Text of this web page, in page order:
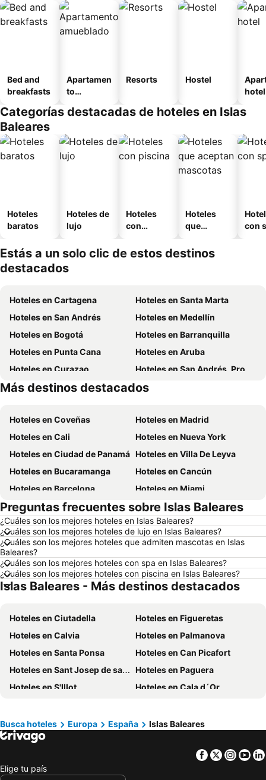
Bed and
breakfasts
Apartamen
to
o
Resorts Hostel
hotel
Categorías destacadas de hoteles en Islas
Baleares
Hoteles
baratos
Hoteles de
lujo
Hoteles
con
Hoteles
que
mascotas
con
Estás a un solo clic de estos destinos
destacados
Hoteles en Cartagena
Hoteles en Santa Marta
Hoteles en San Andrés
Hoteles en Medellín
Hoteles en Bogotá
Hoteles en Barranquilla
Hoteles en Punta Cana
Hoteles en Aruba
Hoteles en Curazao
Hoteles en San Andrés, Providencia and Santa Catalina
Hoteles en República Dominicana
Hoteles en Santiago de Chile
Más destinos destacados
Hoteles en Coveñas
Hoteles en Madrid
Hoteles en Cali
Hoteles en Nueva York
Hoteles en Ciudad de Panamá Hoteles en Villa De Leyva
Hoteles en Bucaramanga
Hoteles en Cancún
Hoteles en Barcelona
Hoteles en Miami
Hoteles en Melgar
Hoteles en París
Hoteles en Ciudad de México
Hoteles en Villavicencio
Hoteles en Roma
Hoteles en Orlando
Hoteles en Villeta
Hoteles en Girardot
Hoteles en Pereira
Hoteles en Cundinamarca
Hoteles en Panamá
Hoteles en Madrid
Hoteles en La Guajira
Hoteles en Isla Margarita
Hoteles en Fuerteventura
Hoteles en Los Cabos
Preguntas frecuentes sobre Islas Baleares
¿Cuáles son los mejores hoteles en Islas Baleares?
¿Cuáles son los mejores hoteles de lujo en Islas Baleares?
¿Cuáles son los mejores hoteles que admiten mascotas en Islas
Baleares?
¿Cuáles son los mejores hoteles con spa en Islas Baleares?
¿Cuáles son los mejores hoteles con piscina en Islas Baleares?
Islas Baleares - Más destinos destacados
Hoteles en Ciutadella
Hoteles en Figueretas
Hoteles en Calvia
Hoteles en Palmanova
Hoteles en Santa Ponsa
Hoteles en Can Picafort
Hoteles en Sant Josep de sa Talaia
Hoteles en Paguera
Hoteles en S'Illot
Hoteles en Cala d´Or
Hoteles en Playa de Muro
Hoteles en Cala Millor
Hoteles en Puerto de Alcudia
Hoteles en Puerto de Pollensa
Hoteles en Sa Coma
Busca hoteles Europa España Islas Baleares
Facebook
Twitter
Elige tu país